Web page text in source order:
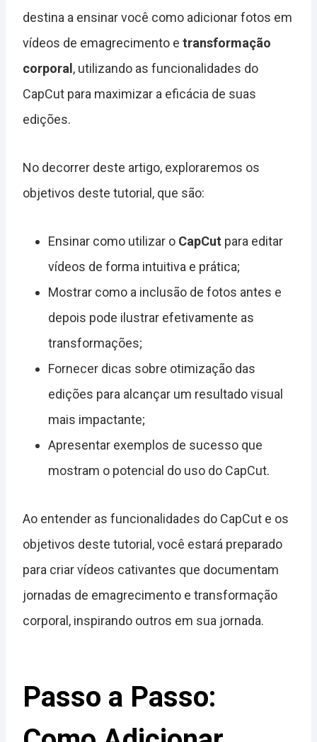
destina a ensinar você como adicionar fotos em
vídeos de emagrecimento e transformação
corporal , utilizando as funcionalidades do
CapCut para maximizar a eficácia de suas
edições.
No decorrer deste artigo, exploraremos os
objetivos deste tutorial, que são:
Ensinar como utilizar o CapCut para editar
vídeos de forma intuitiva e prática;
Mostrar como a inclusão de fotos antes e
depois pode ilustrar efetivamente as
transformações;
Fornecer dicas sobre otimização das
edições para alcançar um resultado visual
mais impactante;
Apresentar exemplos de sucesso que
mostram o potencial do uso do CapCut.
Ao entender as funcionalidades do CapCut e os
objetivos deste tutorial, você estará preparado
para criar vídeos cativantes que documentam
jornadas de emagrecimento e transformação
corporal, inspirando outros em sua jornada.
Passo a Passo: